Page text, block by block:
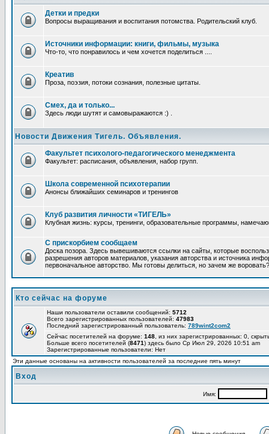
Детки и предки
Вопросы выращивания и воспитания потомства. Родительский клуб.
Источники информации: книги, фильмы, музыка
Что-то, что понравилось и чем хочется поделиться ....
Креатив
Проза, поэзия, потоки сознания, полезные цитаты.
Смех, да и только...
Здесь люди шутят и самовыражаются :) .
Новости Движения Тигель. Объявления.
Факультет психолого-педагогического менеджмента
Факультет: расписания, объявления, набор групп.
Школа современной психотерапии
Анонсы ближайших семинаров и тренингов
Клуб развития личности «ТИГЕЛЬ»
Клубная жизнь: курсы, тренинги, образовательные программы,
С прискорбием сообщаем
Доска позора. Здесь вывешиваются ссылки на сайты, которые
разрешения авторов материалов, указания авторства и источника
первоначальное авторство. Мы готовы делиться, но зачем же воровать?
Кто сейчас на форуме
Наши пользователи оставили сообщений: 5712
Всего зарегистрированных пользователей: 47983
Последний зарегистрированный пользователь: 789wint2com2
Сейчас посетителей на форуме: 148 , из них зарегистрированных: 0,
Больше всего посетителей (8471) здесь было Ср Июл 29, 2026 10:51 am
Зарегистрированные пользователи: Нет
Эти данные основаны на активности пользователей за последние пять минут
Вход
Имя: